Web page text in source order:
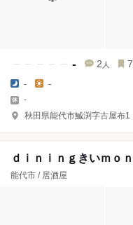
- 2 人 7
- -
-
秋田県能代市鰄渕字古屋布1
ｄｉｎｉｎｇきいｍｏｎ
能代市 / 居酒屋